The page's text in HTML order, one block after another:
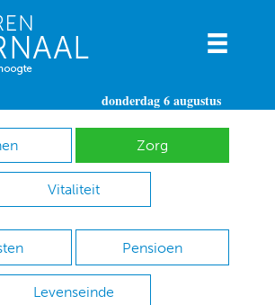
donderdag 6 augustus
Zorg
Vitaliteit
Pensioen
Levenseinde